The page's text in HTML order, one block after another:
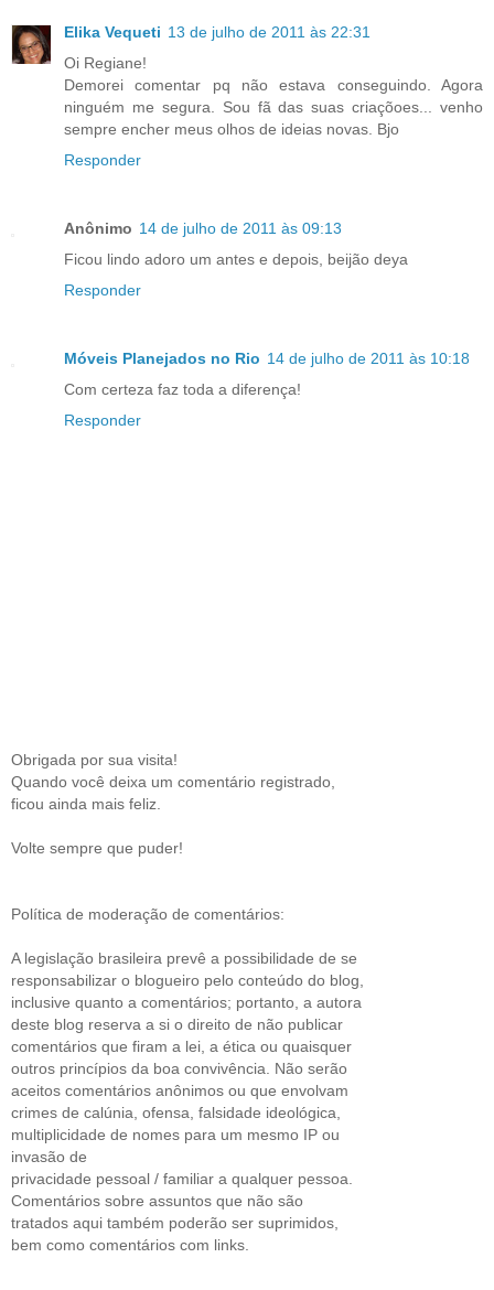
Elika Vequeti 13 de julho de 2011 às 22:31
Oi Regiane!
Demorei comentar pq não estava conseguindo. Agora
ninguém me segura. Sou fã das suas criaçõoes... venho
sempre encher meus olhos de ideias novas. Bjo
Responder
Anônimo 14 de julho de 2011 às 09:13
Ficou lindo adoro um antes e depois, beijão deya
Responder
Móveis Planejados no Rio 14 de julho de 2011 às 10:18
Com certeza faz toda a diferença!
Responder
Obrigada por sua visita!
Quando você deixa um comentário registrado,
ficou ainda mais feliz.
Volte sempre que puder!
Política de moderação de comentários:
A legislação brasileira prevê a possibilidade de se
responsabilizar o blogueiro pelo conteúdo do blog,
inclusive quanto a comentários; portanto, a autora
deste blog reserva a si o direito de não publicar
comentários que firam a lei, a ética ou quaisquer
outros princípios da boa convivência. Não serão
aceitos comentários anônimos ou que envolvam
crimes de calúnia, ofensa, falsidade ideológica,
multiplicidade de nomes para um mesmo IP ou
invasão de
privacidade pessoal / familiar a qualquer pessoa.
Comentários sobre assuntos que não são
tratados aqui também poderão ser suprimidos,
bem como comentários com links.